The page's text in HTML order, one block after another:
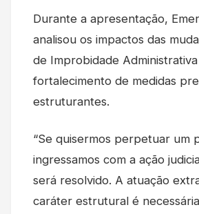
Durante a apresentação,
analisou os impactos das
de Improbidade
fortalecimento de medidas
estruturantes.
“Se quisermos perpetuar um
ingressamos com a ação
será resolvido. A atuação
caráter estrutural é